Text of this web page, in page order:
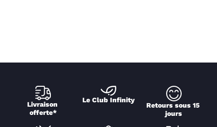
Livraison
offerte*
Le Club Infinity
Retours sous 15
jours